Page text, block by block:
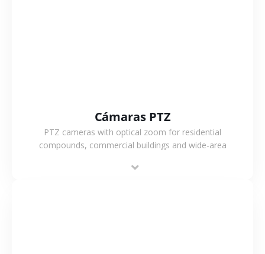
Cámaras PTZ
PTZ cameras with optical zoom for residential
compounds, commercial buildings and wide-area
flexible coverage.